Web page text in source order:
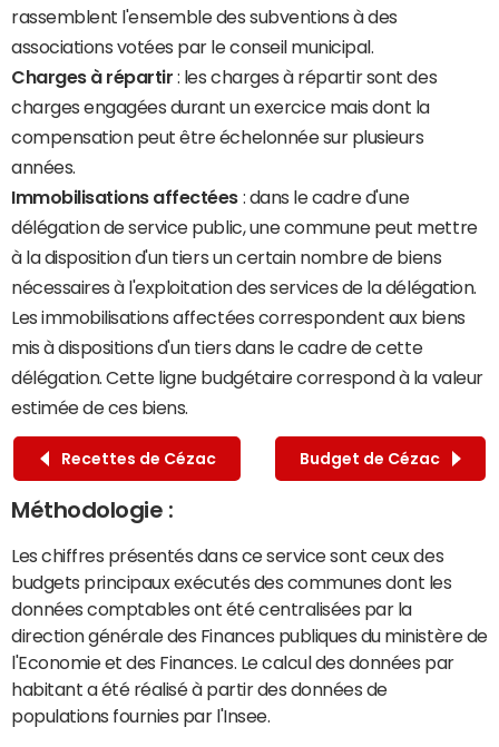
rassemblent l'ensemble des subventions à des
associations votées par le conseil municipal.
Charges à répartir : les charges à répartir sont des
charges engagées durant un exercice mais dont la
compensation peut être échelonnée sur plusieurs
années.
Immobilisations affectées : dans le cadre d'une
délégation de service public, une commune peut mettre
à la disposition d'un tiers un certain nombre de biens
nécessaires à l'exploitation des services de la délégation.
Les immobilisations affectées correspondent aux biens
mis à dispositions d'un tiers dans le cadre de cette
délégation. Cette ligne budgétaire correspond à la valeur
estimée de ces biens.
Recettes de Cézac Budget de Cézac
Méthodologie :
Les chiffres présentés dans ce service sont ceux des
budgets principaux exécutés des communes dont les
données comptables ont été centralisées par la
direction générale des Finances publiques du ministère de
l'Economie et des Finances. Le calcul des données par
habitant a été réalisé à partir des données de
populations fournies par l'Insee.